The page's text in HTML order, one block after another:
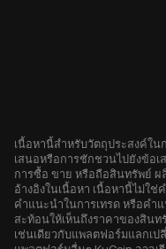
เนื้อหานี้สำหรับวัตถุประสงค์ใ
เสนอหรือการชักชวนไปยังข้อ
การซื้อ ขาย หรือถือสินทรัพย์ ผ
อ้างอิงในเนื้อหา เนื้อหานี้ไม่ใ
คำแนะนำในการเทรด หรือคำ
สะท้อนให้เห็นถึงราคาของสิน
เช่นเดียวกับแพลตฟอร์มแลกเ